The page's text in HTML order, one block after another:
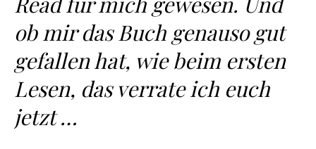
ob mir das Buch genauso gut
gefallen hat, wie beim ersten
Lesen, das verrate ich euch
jetzt …